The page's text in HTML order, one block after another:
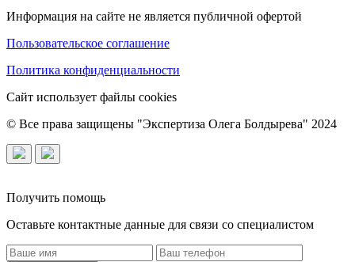
Информация на сайте не является публичной офертой
Пользовательское соглашение
Политика конфиденциальности
Сайт использует файлы cookies
© Все права защищены "Экспертиза Олега Болдырева" 2024
Получить помощь
Оставьте контактные данные для связи со специалистом